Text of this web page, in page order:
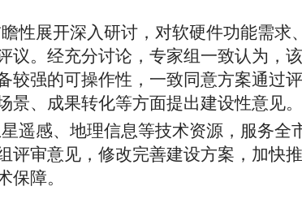
性展开深入研讨，对软硬件功能需求
。经充分讨论，专家组一致认为，
强的可操作性，一致同意方案通过
、成果转化等方面提出建设性意见。
遥感、地理信息等技术资源，服务全
评审意见，修改完善建设方案，加快
障。